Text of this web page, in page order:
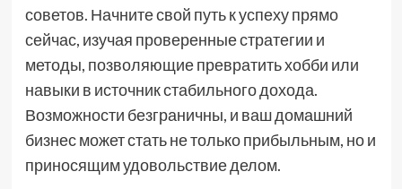
советов. Начните свой путь к успеху прямо
сейчас, изучая проверенные стратегии и
методы, позволяющие превратить хобби или
навыки в источник стабильного дохода.
Возможности безграничны, и ваш домашний
бизнес может стать не только прибыльным, но и
приносящим удовольствие делом.